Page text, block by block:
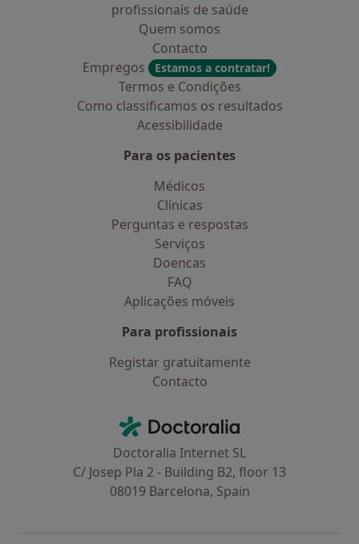
profissionais de saúde
Quem somos
Contacto
Empregos
Estamos a contratar!
Termos e Condições
Como classificamos os resultados
Acessibilidade
Para os pacientes
Médicos
Clínicas
Perguntas e respostas
Serviços
Doencas
FAQ
Aplicações móveis
Para profissionais
Registar gratuitamente
Contacto
Doctoralia - Homepage
Doctoralia Internet SL
C/ Josep Pla 2 - Building B2, floor 13
08019 Barcelona, Spain